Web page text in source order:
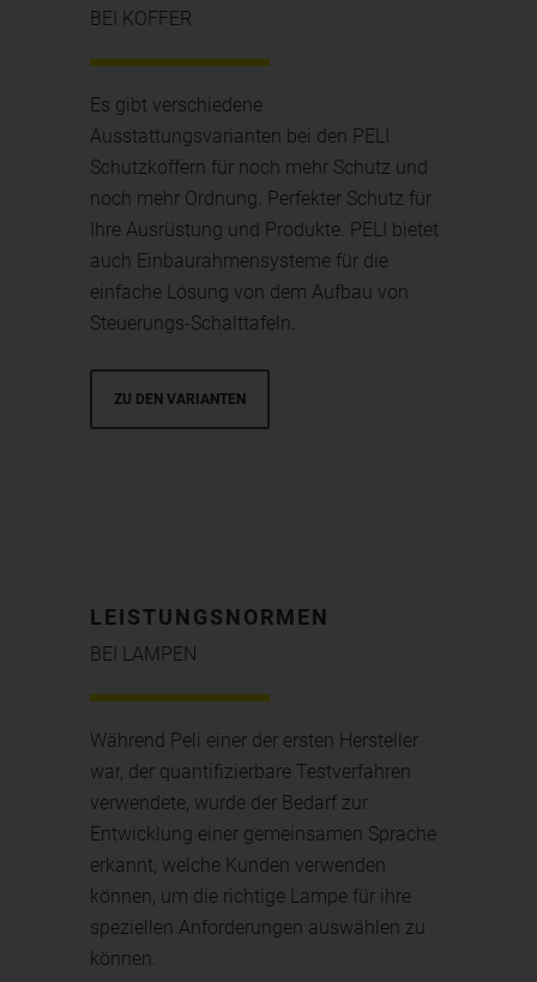
BEI KOFFER
Es gibt verschiedene
Ausstattungsvarianten bei den PELI
Schutzkoffern für noch mehr Schutz und
noch mehr Ordnung. Perfekter Schutz für
Ihre Ausrüstung und Produkte. PELI bietet
auch Einbaurahmensysteme für die
einfache Lösung von dem Aufbau von
Steuerungs-Schalttafeln.
ZU DEN VARIANTEN
LEISTUNGSNORMEN
BEI LAMPEN
Während Peli einer der ersten Hersteller
war, der quantifizierbare Testverfahren
verwendete, wurde der Bedarf zur
Entwicklung einer gemeinsamen Sprache
erkannt, welche Kunden verwenden
können, um die richtige Lampe für ihre
speziellen Anforderungen auswählen zu
können.